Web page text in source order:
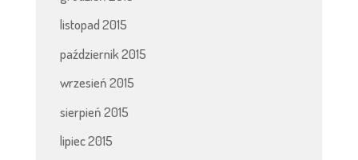
listopad 2015
październik 2015
wrzesień 2015
sierpień 2015
lipiec 2015